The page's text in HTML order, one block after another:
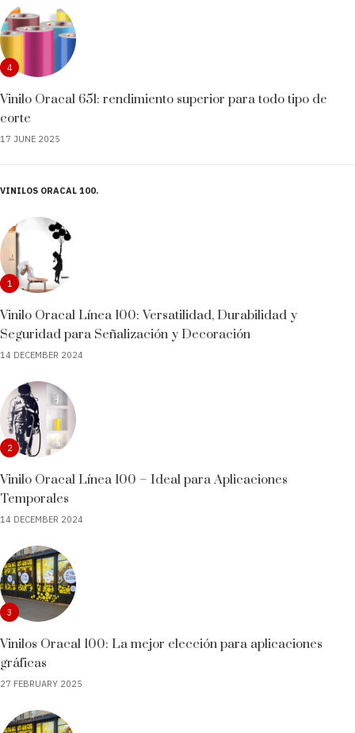
4
Vinilo Oracal 651: rendimiento superior para todo tipo de
corte
17 JUNE 2025
VINILOS ORACAL 100
1
Vinilo Oracal Línea 100: Versatilidad, Durabilidad y
Seguridad para Señalización y Decoración
14 DECEMBER 2024
2
Vinilo Oracal Línea 100 – Ideal para Aplicaciones
Temporales
14 DECEMBER 2024
3
Vinilos Oracal 100: La mejor elección para aplicaciones
gráficas
27 FEBRUARY 2025